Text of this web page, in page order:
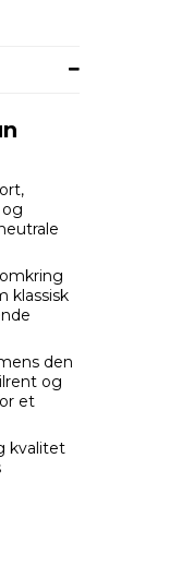
klassisk
den
og
et
kvalitet